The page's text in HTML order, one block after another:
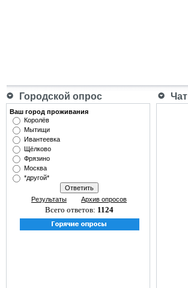
Городской опрос Чат
Ваш город проживания
Королёв
Мытищи
Ивантеевка
Щёлково
Фрязино
Москва
*другой*
Результаты Архив опросов
Всего ответов: 1124